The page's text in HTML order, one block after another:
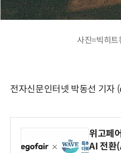
사진=빅히트
전자신문인터넷 박동선 기
위고페
AI 전환